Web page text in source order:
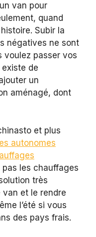
van pour
quand
Subir la
négatives ne sont
voulez passer vos
existe de
un
aménagé, dont
et plus
autonomes
pas les chauffages
très
et le rendre
l’été si vous
des pays frais.